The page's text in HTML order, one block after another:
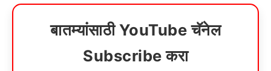
बातम्यांसाठी YouTube चॅनेल
Subscribe करा